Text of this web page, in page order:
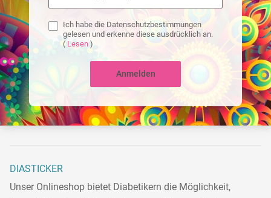
Ich habe die Datenschutzbestimmungen
gelesen und erkenne diese ausdrücklich an.
( Lesen )
Anmelden
DIASTICKER
Unser Onlineshop bietet Diabetikern die Möglichkeit,